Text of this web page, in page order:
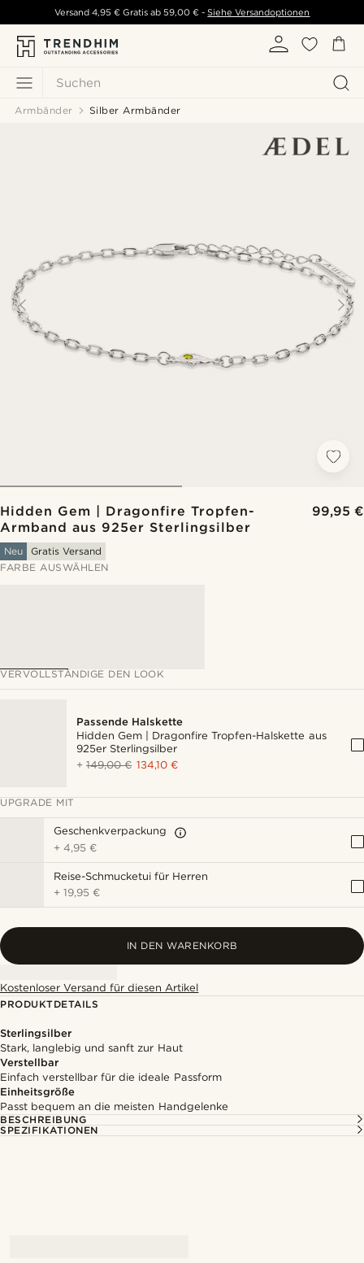
Suchen
Versand 4,95 € Gratis ab 59,00 € - Siehe Versandoptionen
Armbänder Silber Armbänder
Hidden Gem | Dragonfire Tropfen-
Armband aus 925er Sterlingsilber
99,95 €
Neu
Gratis Versand
FARBE AUSWÄHLEN
VERVOLLSTÄNDIGE DEN LOOK
Passende Halskette
Hidden Gem | Dragonfire Tropfen-Halskette aus
925er Sterlingsilber
+149,00 € 134,10 €
UPGRADE MIT
Geschenkverpackung
+4,95 €
Reise-Schmucketui für Herren
+19,95 €
IN DEN WARENKORB
Kostenloser Versand für diesen Artikel
PRODUKTDETAILS
Sterlingsilber
Stark, langlebig und sanft zur Haut
Verstellbar
Einfach verstellbar für die ideale Passform
Einheitsgröße
Passt bequem an die meisten Handgelenke
BESCHREIBUNG
SPEZIFIKATIONEN